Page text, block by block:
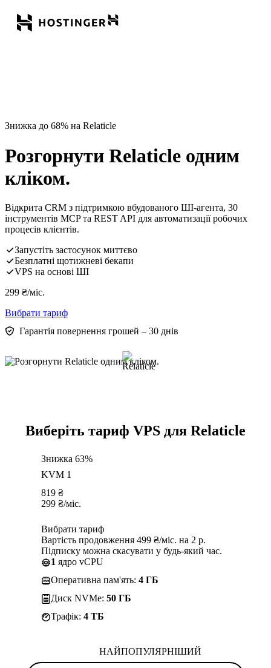
Знижка до 68% на Relaticle
Розгорнути Relaticle одним
кліком.
Відкрита CRM з підтримкою вбудованого ШІ-агента, 30
інструментів MCP та REST API для автоматизації робочих
процесів клієнтів.
Запустіть застосунок миттєво
Безплатні щотижневі бекапи
VPS на основі ШІ
299 ₴/міс.
Вибрати тариф
Гарантія повернення грошей – 30 днів
Виберіть тариф VPS для Relaticle
Знижка 63%
KVM 1
819 ₴
299 ₴/міс.
Вибрати тариф
Вартість продовження 499 ₴/міс. на 2 р.
Підписку можна скасувати у будь-який час.
1 ядро vCPU
Оперативна пам'ять: 4 ГБ
Диск NVMe: 50 ГБ
Трафік: 4 TБ
НАЙПОПУЛЯРНІШИЙ